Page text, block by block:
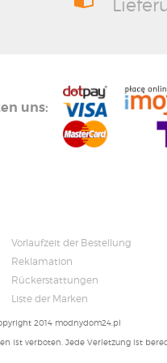
uns:
Vorlaufzeit der Bestellung
Reklamation
Rückerstattungen
Liste der Marken
2014 modnydom24.pl
ist verboten. Jede Verletzung ist